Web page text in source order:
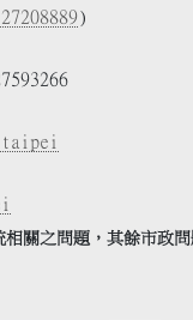
)
關之問題，其餘市政